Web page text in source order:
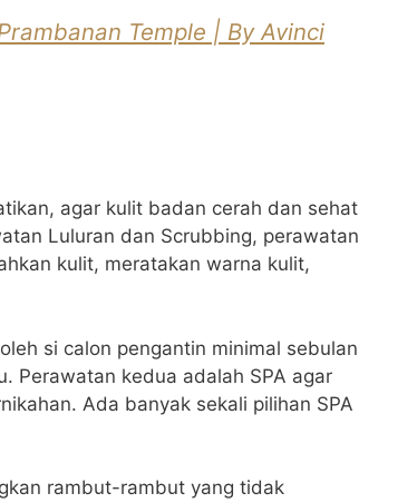
Temple | By Avinci
agar kulit badan cerah dan sehat
Luluran dan Scrubbing, perawatan
kulit, meratakan warna kulit,
si calon pengantin minimal sebulan
Perawatan kedua adalah SPA agar
Ada banyak sekali pilihan SPA
rambut-rambut yang tidak